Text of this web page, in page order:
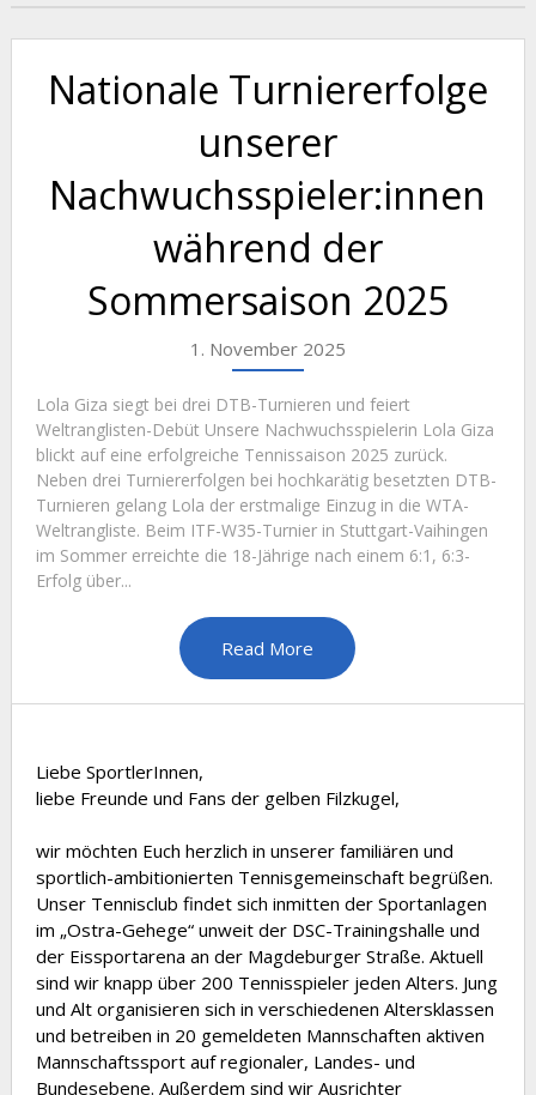
Nationale Turniererfolge
unserer
Nachwuchsspieler:innen
während der
Sommersaison 2025
1. November 2025
Lola Giza siegt bei drei DTB-Turnieren und feiert
Weltranglisten-Debüt Unsere Nachwuchsspielerin Lola Giza
blickt auf eine erfolgreiche Tennissaison 2025 zurück.
Neben drei Turniererfolgen bei hochkarätig besetzten DTB-
Turnieren gelang Lola der erstmalige Einzug in die WTA-
Weltrangliste. Beim ITF-W35-Turnier in Stuttgart-Vaihingen
im Sommer erreichte die 18-Jährige nach einem 6:1, 6:3-
Erfolg über...
Read More
Liebe SportlerInnen,
liebe Freunde und Fans der gelben Filzkugel,
wir möchten Euch herzlich in unserer familiären und
sportlich-ambitionierten Tennisgemeinschaft begrüßen.
Unser Tennisclub findet sich inmitten der Sportanlagen
im „Ostra-Gehege“ unweit der DSC-Trainingshalle und
der Eissportarena an der Magdeburger Straße. Aktuell
sind wir knapp über 200 Tennisspieler jeden Alters. Jung
und Alt organisieren sich in verschiedenen Altersklassen
und betreiben in 20 gemeldeten Mannschaften aktiven
Mannschaftssport auf regionaler, Landes- und
Bundesebene. Außerdem sind wir Ausrichter